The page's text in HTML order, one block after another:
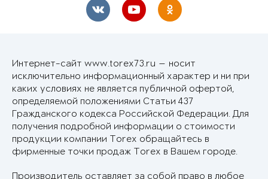
Интернет-сайт www.torex73.ru — носит
исключительно информационный характер и ни при
каких условиях не является публичной офертой,
определяемой положениями Статьи 437
Гражданского кодекса Российской Федерации. Для
получения подробной информации о стоимости
продукции компании Torex обращайтесь в
фирменные точки продаж Torex в Вашем городе.
Производитель оставляет за собой право в любое